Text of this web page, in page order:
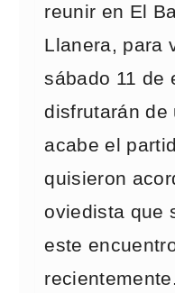
reunir en El
Llanera, para
sábado 11 de
disfrutarán de
acabe el
quisieron
oviedista que
este
recientemente.